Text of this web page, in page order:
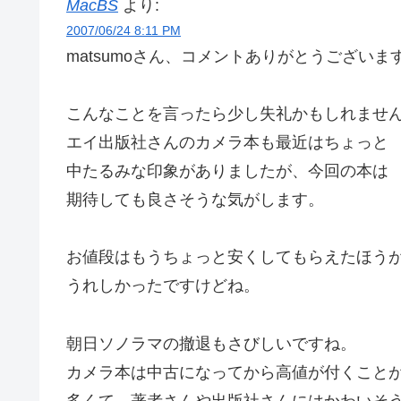
MacBS より:
2007/06/24 8:11 PM
matsumoさん、コメントありがとうございます
こんなことを言ったら少し失礼かもしれません
エイ出版社さんのカメラ本も最近はちょっと
中たるみな印象がありましたが、今回の本は
期待しても良さそうな気がします。
お値段はもうちょっと安くしてもらえたほう
うれしかったですけどね。
朝日ソノラマの撤退もさびしいですね。
カメラ本は中古になってから高値が付くこと